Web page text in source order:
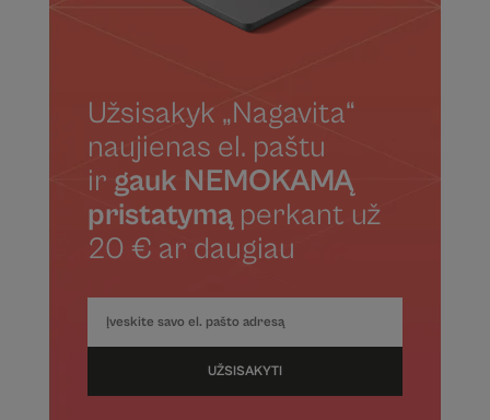
Užsisakyk „Nagavita“
naujienas el. paštu
ir gauk NEMOKAMĄ
pristatymąperkant už
20 € ar daugiau
UŽSISAKYTI